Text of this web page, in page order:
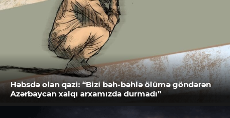
Həbsdə olan qazi: “Bizi bəh-bəhlə ölümə göndərən
Azərbaycan xalqı arxamızda durmadı”